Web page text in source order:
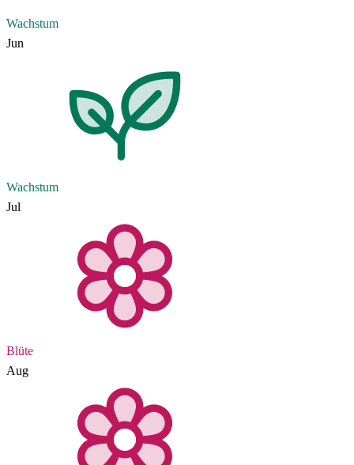
Wachstum
Jun
Wachstum
Jul
Blüte
Aug